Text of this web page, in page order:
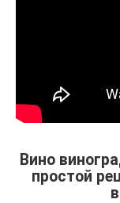
Вино
простой